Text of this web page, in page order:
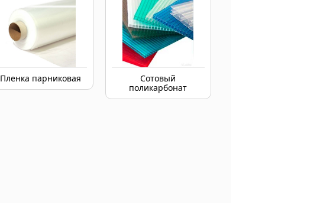
Пленка парниковая
Сотовый
поликарбонат